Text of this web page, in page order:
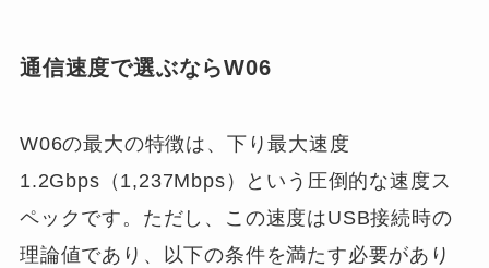
通信速度で選ぶならW06
W06の最大の特徴は、下り最大速度
1.2Gbps（1,237Mbps）という圧倒的な速度ス
ペックです。ただし、この速度はUSB接続時の
理論値であり、以下の条件を満たす必要があり